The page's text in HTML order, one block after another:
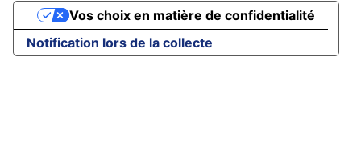
Notification lors de la collecte
Vos choix en matière de confidentialité